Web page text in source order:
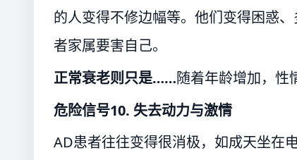
的人变得不修边幅等。他们变得困惑
者家属要害自己。
正常衰老则只是……随着年龄增加，性
危险信号10. 失去动力与激情
AD患者往往变得很消极，如成天坐在